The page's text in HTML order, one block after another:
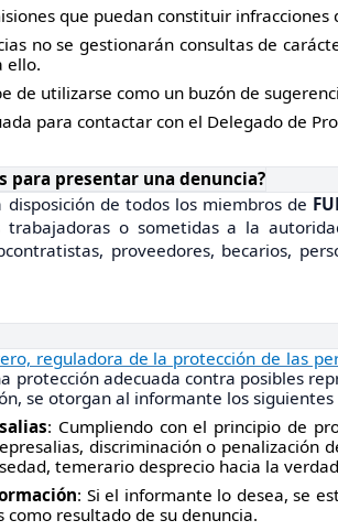
que puedan constituir
no se gestionarán consultas de
ello.
de utilizarse como un buzón de
para contactar con el Delegado de
para presentar una denuncia?
disposición de todos los miembros de
trabajadoras o sometidas a la
proveedores, becarios,
reguladora de la protección de las
protección adecuada contra posibles
se otorgan al informante los siguientes
: Cumpliendo con el principio de
discriminación o
temerario desprecio hacia la
: Si el informante lo desea, se
como resultado de su denuncia.